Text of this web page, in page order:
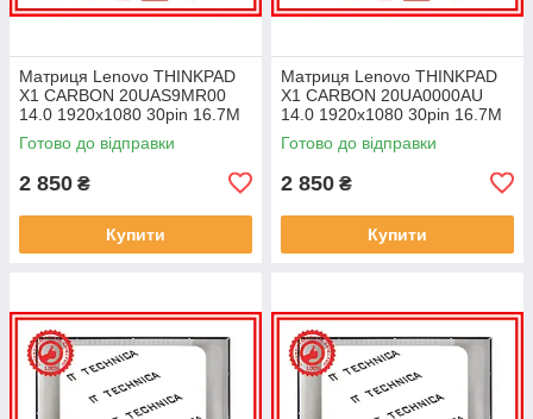
Матриця Lenovo THINKPAD
X1 CARBON 20UAS9MR00
14.0 1920x1080 30pin 16.7M
45% NTSC 300 cd/m² для
ноутбука
Готово до відправки
2 850 ₴
Купити
Матриця Lenovo THINKPAD
X1 CARBON 20UA0000AU
14.0 1920x1080 30pin 16.7M
45% NTSC 300 cd/m² для
ноутбука
Готово до відправки
2 850 ₴
Купити